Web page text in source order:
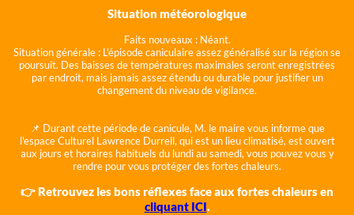
Situation météorologique
Faits nouveaux : Néant.
Situation générale : L'épisode caniculaire assez généralisé sur la région se
poursuit. Des baisses de températures maximales seront enregistrées
par endroit, mais jamais assez étendu ou durable pour justifier un
changement du niveau de vigilance.
📌 Durant cette période de canicule, M. le maire vous informe que
l'espace Culturel Lawrence Durrell, qui est un lieu climatisé, est ouvert
aux jours et horaires habituels du lundi au samedi, vous pouvez vous y
rendre pour vous protéger des fortes chaleurs.
👉 Retrouvez les bons réflexes face aux fortes chaleurs en
cliquant ICI.